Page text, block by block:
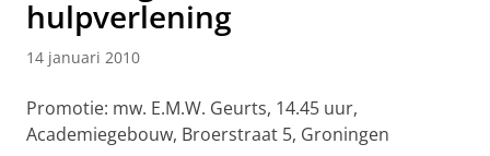
hulpverlening
14 januari 2010
Promotie: mw. E.M.W. Geurts, 14.45 uur,
Academiegebouw, Broerstraat 5, Groningen